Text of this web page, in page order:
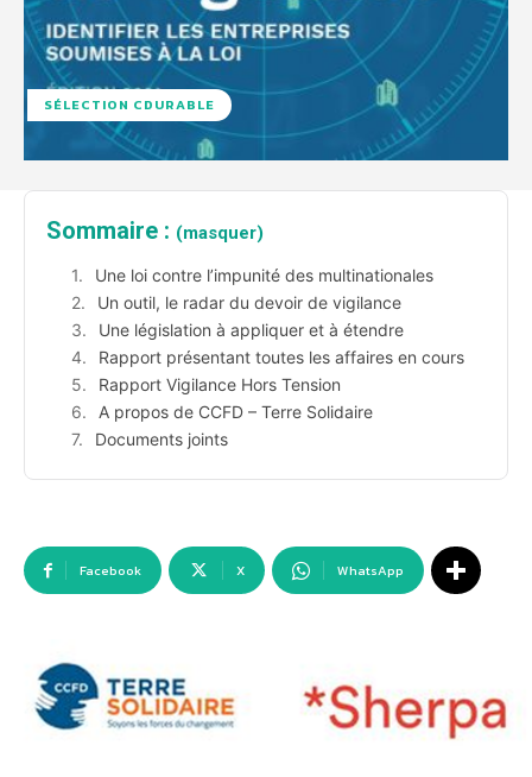
SÉLECTION CDURABLE
Sommaire : (masquer)
Une loi contre l’impunité des multinationales
Un outil, le radar du devoir de vigilance
Une législation à appliquer et à étendre
Rapport présentant toutes les affaires en cours
Rapport Vigilance Hors Tension
A propos de CCFD – Terre Solidaire
Documents joints
Facebook X WhatsApp